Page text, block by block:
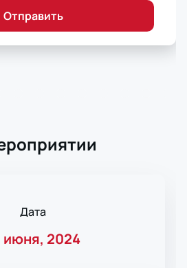
Отправить
Дата
июня, 2024